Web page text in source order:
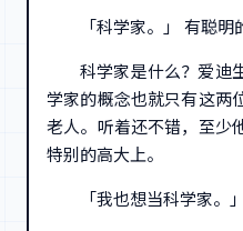
「科学家。」 有聪明
科学家是什么？爱迪
学家的概念也就只有这两
老人。听着还不错，至少
特别的高大上。
「我也想当科学家。